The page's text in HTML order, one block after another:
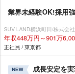
業界未経験OK!採用
SUV LAND横浜町田/株式会
年収448万円～901万
正社員 / 東京都
NEW 成長安定を